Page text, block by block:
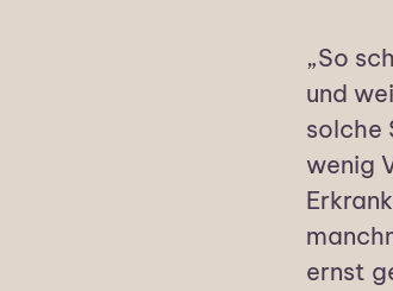
„So
und
solche
wenig
ernst